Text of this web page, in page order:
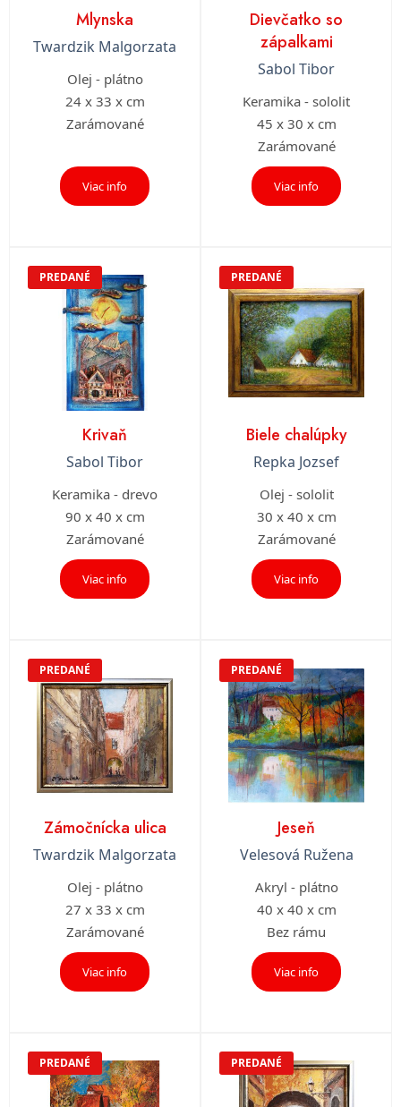
Mlynska
Twardzik Malgorzata
Olej - plátno
24 x 33 x cm
Zarámované
Viac info
Dievčatko so
zápalkami
Sabol Tibor
Keramika - sololit
45 x 30 x cm
Zarámované
Viac info
PREDANÉ
Krivaň
Sabol Tibor
Keramika - drevo
90 x 40 x cm
Zarámované
Viac info
PREDANÉ
Biele chalúpky
Repka Jozsef
Olej - sololit
30 x 40 x cm
Zarámované
Viac info
PREDANÉ
Zámočnícka ulica
Twardzik Malgorzata
Olej - plátno
27 x 33 x cm
Zarámované
Viac info
PREDANÉ
Jeseň
Velesová Ružena
Akryl - plátno
40 x 40 x cm
Bez rámu
Viac info
PREDANÉ PREDANÉ